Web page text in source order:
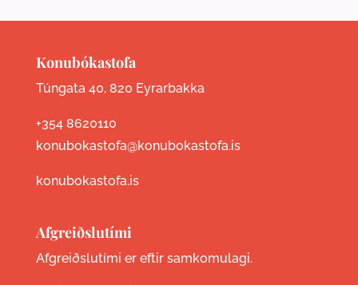
Konubókastofa
Túngata 40, 820 Eyrarbakka
+354 8620110
konubokastofa@konubokastofa.is
konubokastofa.is
Afgreiðslutími
Afgreiðslutími er eftir samkomulagi.